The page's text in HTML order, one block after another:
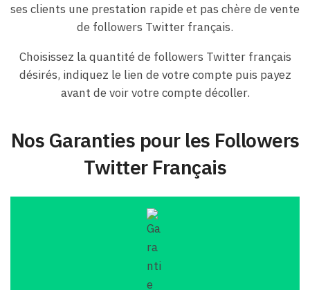
ses clients une prestation rapide et pas chère de vente
de followers Twitter français.
Choisissez la quantité de followers Twitter français
désirés, indiquez le lien de votre compte puis payez
avant de voir votre compte décoller.
Nos Garanties pour les Followers
Twitter Français